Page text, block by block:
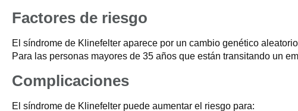
Factores de riesgo
El síndrome de Klinefelter aparece por un cambio genético
Para las personas mayores de 35 años que están transitando un
Complicaciones
El síndrome de Klinefelter puede aumentar el riesgo para: